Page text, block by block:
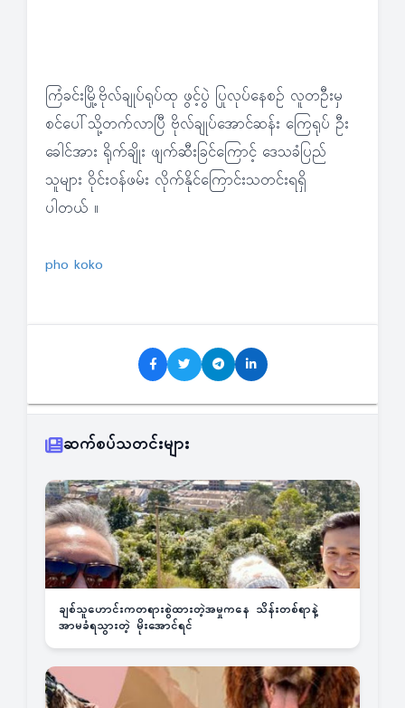
ကြံခင်းမြို့ဗိုလ်ချုပ်ရုပ်ထု ဖွင့်ပွဲ ပြုလုပ်နေစဉ် လူတဦးမှ
စင်ပေါ်သို့တက်လာပြီ ဗိုလ်ချုပ်အောင်ဆန်း ကြေရုပ် ဦး
ခေါင်အား ရိုက်ချိုး ဖျက်ဆီးခြင်ကြောင့် ဒေသခံပြည်
သူများ ဝိုင်းဝန်ဖမ်း လိုက်နိုင်ကြောင်းသတင်းရရှိ
ပါတယ် ။
pho koko
ဆက်စပ်သတင်းများ
ချစ်သူဟောင်းကတရားစွဲထားတဲ့အမှုကနေ သိန်းတစ်ရာနဲ့
အာမခံရသွားတဲ့ မိုးအောင်ရင်